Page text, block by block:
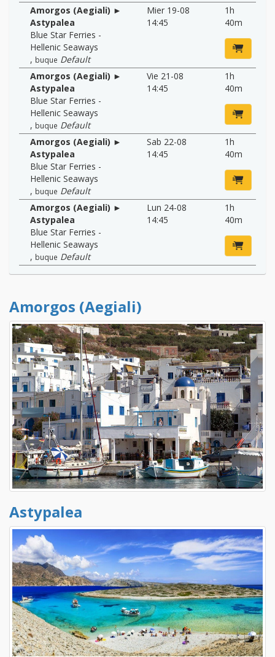
Amorgos (Aegiali) ►
Astypalea
Blue Star Ferries -
Hellenic Seaways
, buque Default
Mier 19-08
14:45
1h
40m
Amorgos (Aegiali) ►
Astypalea
Blue Star Ferries -
Hellenic Seaways
, buque Default
Vie 21-08
14:45
1h
40m
Amorgos (Aegiali) ►
Astypalea
Blue Star Ferries -
Hellenic Seaways
, buque Default
Sab 22-08
14:45
1h
40m
Amorgos (Aegiali) ►
Astypalea
Blue Star Ferries -
Hellenic Seaways
, buque Default
Lun 24-08
14:45
1h
40m
Amorgos (Aegiali)
Astypalea